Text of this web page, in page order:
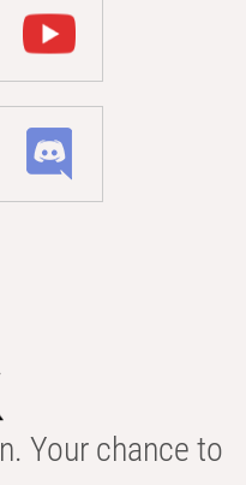
Your chance to